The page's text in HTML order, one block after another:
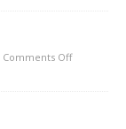
Comments Off